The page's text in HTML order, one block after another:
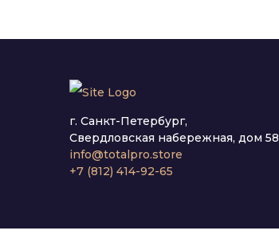
г. Санкт-Петербург,
Свердловская набережная, дом 58
info@totalpro.store
+7 (812) 414-92-65